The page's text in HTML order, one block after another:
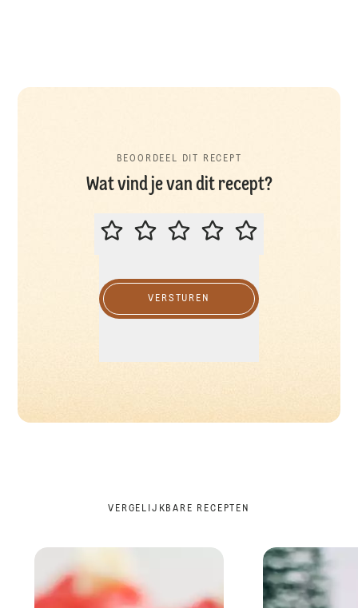
BEOORDEEL DIT RECEPT
Wat vind je van dit recept?
BEOORDEEL DIT RECEPT
VERSTUREN
VERGELIJKBARE RECEPTEN